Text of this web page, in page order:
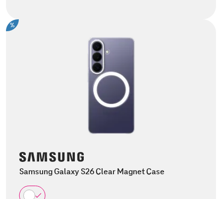
%
Samsung Galaxy S26 Clear Magnet Case